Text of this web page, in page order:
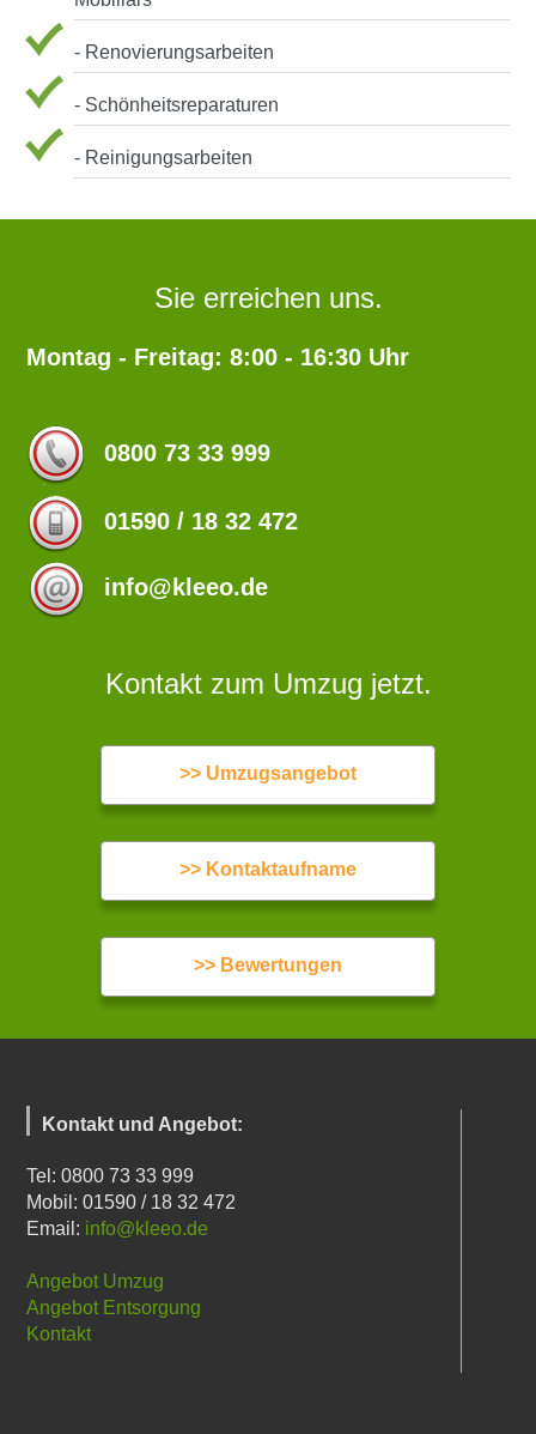
- Renovierungsarbeiten
- Schönheitsreparaturen
- Reinigungsarbeiten
Sie erreichen uns.
Montag - Freitag: 8:00 - 16:30 Uhr
0800 73 33 999
01590 / 18 32 472
info@kleeo.de
Kontakt zum Umzug jetzt.
>> Umzugsangebot
>> Kontaktaufname
>> Bewertungen
Kontakt und Angebot:
Tel: 0800 73 33 999
Mobil: 01590 / 18 32 472
Email: info@kleeo.de
Angebot Umzug
Angebot Entsorgung
Kontakt